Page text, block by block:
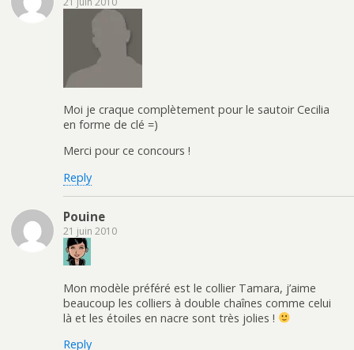
Moi je craque complètement pour le sautoir Cecilia
en forme de clé =)
Merci pour ce concours !
Reply
Pouine
21 juin 2010
Mon modèle préféré est le collier Tamara, j’aime
beaucoup les colliers à double chaînes comme celui
là et les étoiles en nacre sont très jolies !
Reply